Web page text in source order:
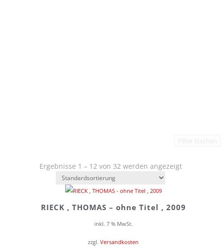
Ergebnisse 1 – 12 von 32 werden angezeigt
RIECK , THOMAS – ohne Titel , 2009
inkl. 7 % MwSt.
zzgl. Versandkosten